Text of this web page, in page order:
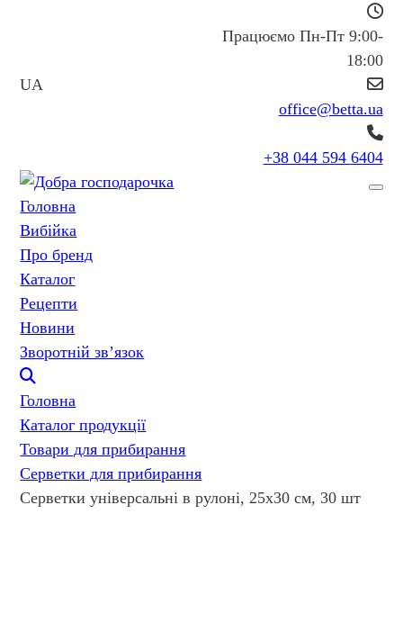
UA
Працюємо Пн-Пт 9:00-
18:00
office@betta.ua
+38 044 594 6404
Головна
Вибійка
Про бренд
Каталог
Рецепти
Новини
Зворотній зв’язок
Головна
Каталог продукції
Товари для прибирання
Серветки для прибирання
Серветки універсальні в рулоні, 25х30 см, 30 шт